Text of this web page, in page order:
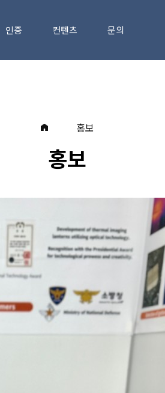
인증 컨텐츠 문의
홍보
홍보